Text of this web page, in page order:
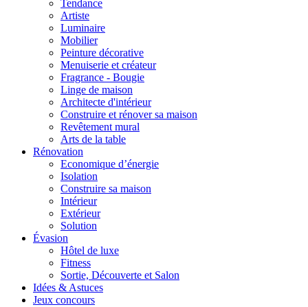
Tendance
Artiste
Luminaire
Mobilier
Peinture décorative
Menuiserie et créateur
Fragrance - Bougie
Linge de maison
Architecte d'intérieur
Construire et rénover sa maison
Revêtement mural
Arts de la table
Rénovation
Economique d’énergie
Isolation
Construire sa maison
Intérieur
Extérieur
Solution
Évasion
Hôtel de luxe
Fitness
Sortie, Découverte et Salon
Idées & Astuces
Jeux concours